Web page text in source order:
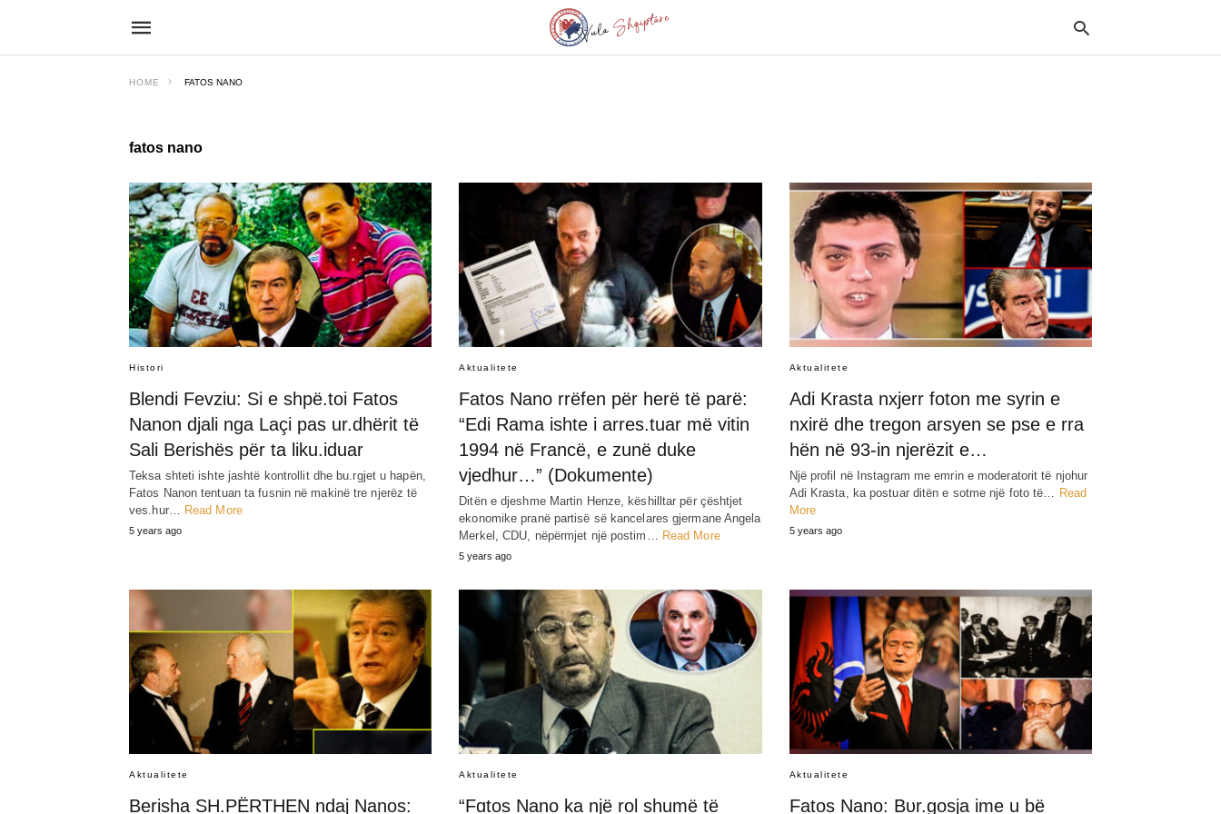
HOME FATOS NANO
fatos nano
Histori
Blendi Fevziu: Si e shpë.toi Fatos
Nanon djali nga Laçi pas ur.dhërit të
Sali Berishës për ta liku.iduar
Teksa shteti ishte jashtë kontrollit dhe bu.rgjet u hapën,
Fatos Nanon tentuan ta fusnin në makinë tre njerëz të
ves.hur… Read More
5 years ago
Aktualitete
Fatos Nano rrëfen për herë të parë:
“Edi Rama ishte i arres.tuar më vitin
1994 në Francë, e zunë duke
vjedhur…” (Dokumente)
Ditën e djeshme Martin Henze, këshilltar për çështjet
ekonomike pranë partisë së kancelares gjermane Angela
Merkel, CDU, nëpërmjet një postim… Read More
5 years ago
Aktualitete
Adi Krasta nxjerr foton me syrin e
nxirë dhe tregon arsyen se pse e rra
hën në 93-in njerëzit e…
Një profil në Instagram me emrin e moderatorit të njohur
Adi Krasta, ka postuar ditën e sotme një foto të… Read
More
5 years ago
Aktualitete
Berisha SH.PËRTHEN ndaj Nanos:
Aktualitete
“Fɑtos Nano ka një rol shumë të
Aktualitete
Fatos Nano: Bυr.gosja ime u bë